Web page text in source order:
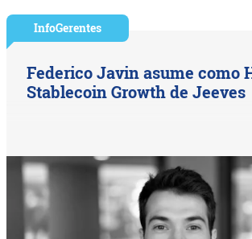
InfoGerentes
Federico Javin asume como
Stablecoin Growth de Jeeves